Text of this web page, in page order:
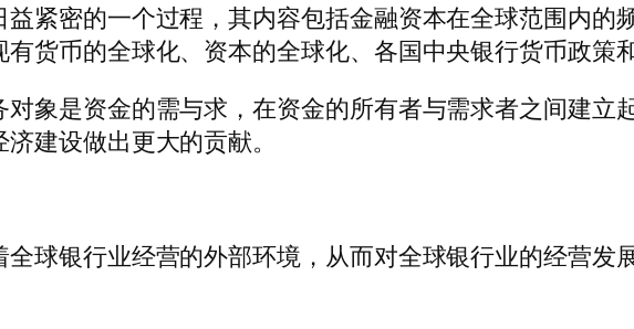
紧密的一个过程，其内容包括金融资本在全球范围内的
货币的全球化、资本的全球化、各国中央银行货币政策
象是资金的需与求，在资金的所有者与需求者之间建立
建设做出更大的贡献。
球银行业经营的外部环境，从而对全球银行业的经营发